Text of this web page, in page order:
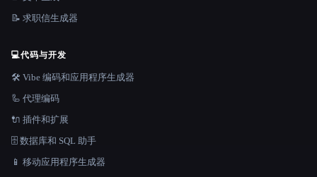
📝 求职信生成器
💻代码与开发
🛠️ Vibe 编码和应用程序生成器
🦾 代理编码
🔌 插件和扩展
🗄️ 数据库和 SQL 助手
📱 移动应用程序生成器